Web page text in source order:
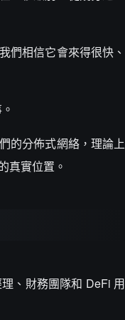
們相信它會來得很快、
的分佈式網絡，理論上
真實位置。
、財務團隊和 DeFi 用